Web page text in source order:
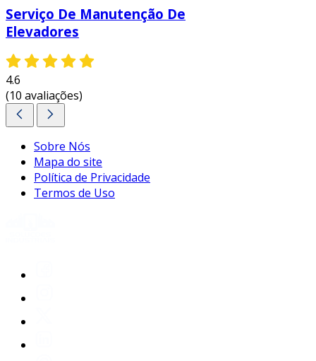
Serviço De Manutenção De
Elevadores
4.6
(10 avaliações)
Sobre Nós
Mapa do site
Política de Privacidade
Termos de Uso